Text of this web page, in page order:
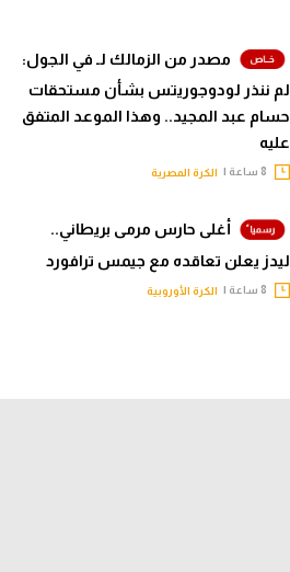
مصدر من الزمالك لـ في الجول:
لم ننذر لودوجوريتس بشأن مستحقات
حسام عبد المجيد.. وهذا الموعد المتفق
عليه
الكرة المصرية
أغلى حارس مرمى بريطاني..
ليدز يعلن تعاقده مع جيمس ترافورد
الكرة الأوروبية